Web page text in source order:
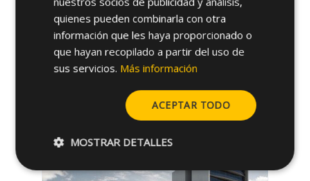
quienes pueden combinarla con otra
información que les haya proporcionado o
que hayan recopilado a partir del uso de
sus servicios. Más información
ACEPTAR TODO
MOSTRAR DETALLES